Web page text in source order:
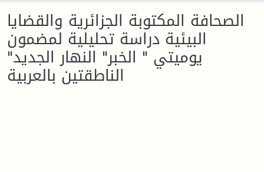
الصحافة المكتوبة الجزائرية والقضايا
البيئية دراسة تحليلية لمضمون
يوميتي " الخبر" النهار الجديد"
الناطقتين بالعربية